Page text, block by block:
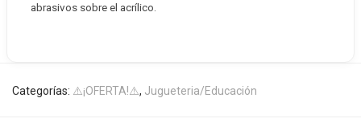
abrasivos sobre el acrílico.
Categorías: ⚠️¡OFERTA!⚠️, Jugueteria/Educación